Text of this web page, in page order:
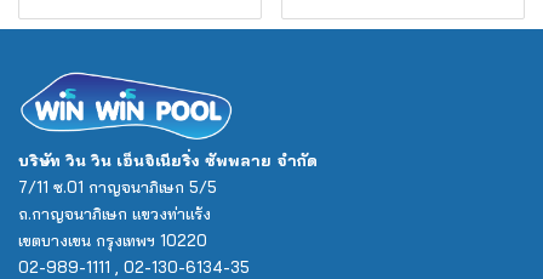
บริษัท วิน วิน เอ็นจิเนียริ่ง ซัพพลาย จำกัด
7/11 ซ.01 กาญจนาภิเษก 5/5
ถ.กาญจนาภิเษก แขวงท่าแร้ง
เขตบางเขน กรุงเทพฯ 10220
02-989-1111 , 02-130-6134-35